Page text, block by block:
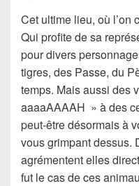
Cet ultime lieu, où l’on
Qui profite de sa
pour divers
tigres, des Passe, du
temps. Mais aussi des
aaaaAAAAH » à des
peut-être désormais à
vous grimpant dessus.
agrémentent elles
fut le cas de ces